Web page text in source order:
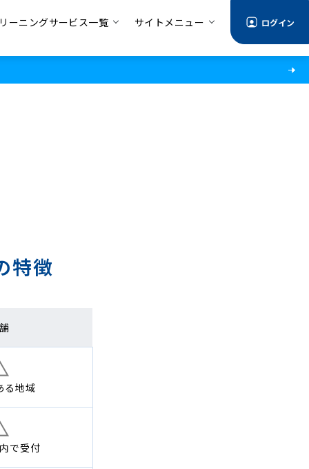
ーニングサービス一覧 サイトメニュー ログイン
特徴
る地域
で受付